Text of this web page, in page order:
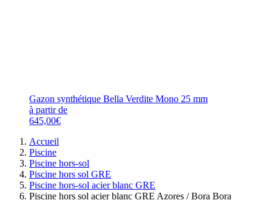
Gazon synthétique Bella Verdite Mono 25 mm
à partir de
645,00€
Accueil
Piscine
Piscine hors-sol
Piscine hors sol GRE
Piscine hors-sol acier blanc GRE
Piscine hors sol acier blanc GRE Azores / Bora Bora